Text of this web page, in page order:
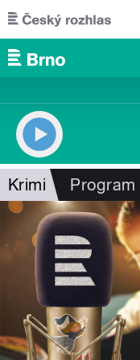
Přejít k hlavnímu obsahu
Krimi Program